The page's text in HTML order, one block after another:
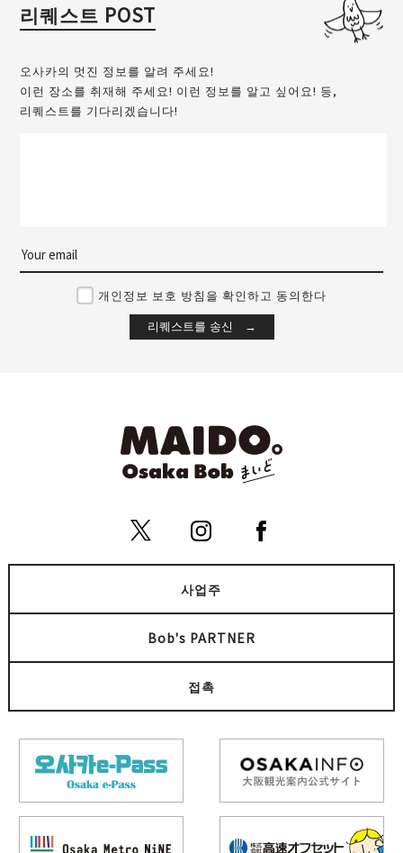
리퀘스트 POST
오사카의 멋진 정보를 알려 주세요!
이런 장소를 취재해 주세요! 이런 정보를 알고 싶어요! 등,
리퀘스트를 기다리겠습니다!
개인정보 보호 방침을 확인하고 동의한다
사업주
Bob's PARTNER
접촉